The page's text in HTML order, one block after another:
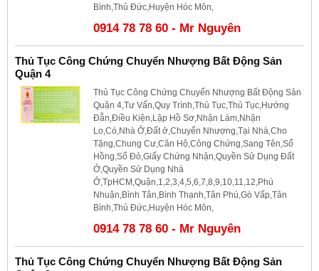
Bình,Thủ Đức,Huyện Hóc Môn,
0914 78 78 60 - Mr Nguyên
Thủ Tục Công Chứng Chuyển Nhượng Bất Động Sản
Quận 4
Thủ Tục Công Chứng Chuyển Nhượng Bất Động Sản
Quận 4,Tư Vấn,Quy Trình,Thủ Tục,Thủ Tục,Hướng
Đẫn,Điều Kiện,Lập Hồ Sơ,Nhận Làm,Nhận
Lo,Có,Nhà Ở,Đất ở,Chuyển Nhượng,Tại Nhà,Cho
Tặng,Chung Cư,Căn Hộ,Công Chứng,Sang Tên,Sổ
Hồng,Sổ Đỏ,Giấy Chứng Nhận,Quyền Sử Dụng Đất
Ở,Quyền Sử Dụng Nhà
Ở,TpHCM,Quận,1,2,3,4,5,6,7,8,9,10,11,12,Phú
Nhuận,Bình Tân,Bình Thạnh,Tân Phú,Gò Vấp,Tân
Bình,Thủ Đức,Huyện Hóc Môn,
0914 78 78 60 - Mr Nguyên
Thủ Tục Công Chứng Chuyển Nhượng Bất Động Sản